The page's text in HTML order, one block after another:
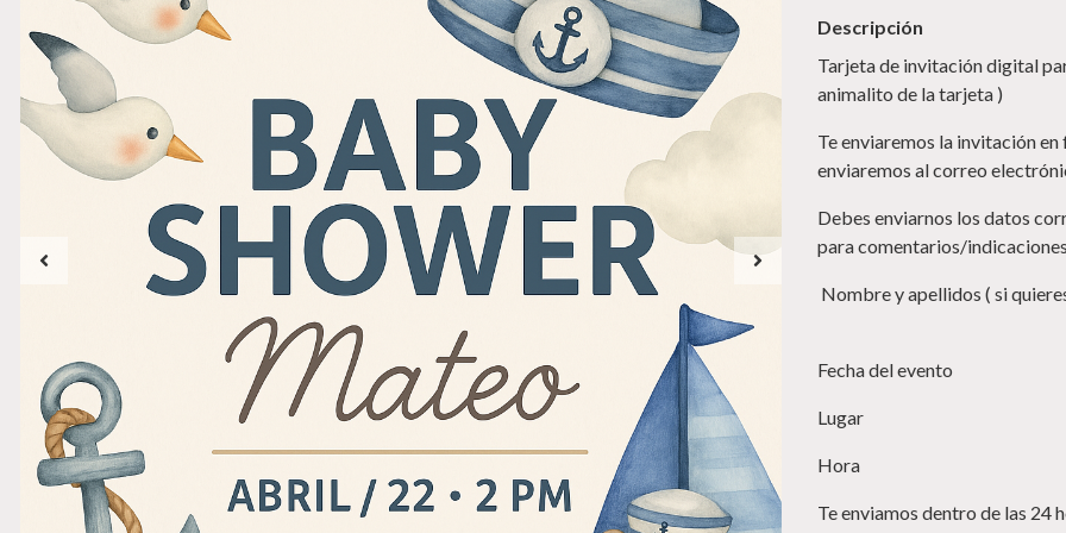
Descripción
Tarjeta de invitación digital
animalito de la tarjeta )
Te enviaremos la invitación
enviaremos al correo
Debes enviarnos los datos
para comentarios/
Nombre y apellidos ( si
Fecha del evento
Lugar
Hora
Te enviamos dentro de las 24